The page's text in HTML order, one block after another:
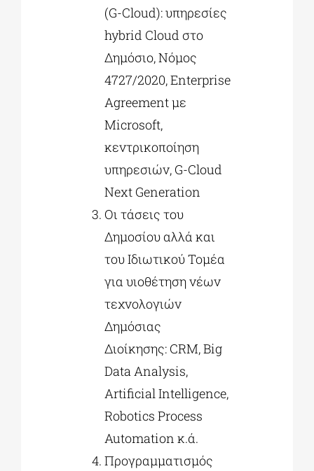
(G-Cloud): υπηρεσίες
hybrid Cloud στο
Δημόσιο, Νόμος
4727/2020, Enterprise
Agreement με
Microsoft,
κεντρικοποίηση
υπηρεσιών, G-Cloud
Next Generation
Οι τάσεις του
Δημοσίου αλλά και
του Ιδιωτικού Τομέα
για υιοθέτηση νέων
τεχνολογιών
Δημόσιας
Διοίκησης: CRM, Big
Data Analysis,
Artificial Intelligence,
Robotics Process
Automation κ.ά.
Προγραμματισμός